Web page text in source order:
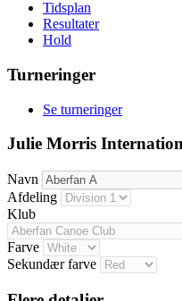
Tidsplan
Resultater
Hold
Turneringer
Se turneringer
Julie Morris
Navn
Afdeling
Klub
Farve
Sekundær farve